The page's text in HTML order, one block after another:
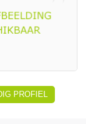
PROFIEL